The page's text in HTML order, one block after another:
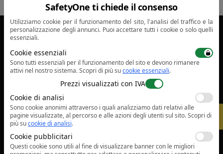
5%
Servizi
Informazioni legali
Confidenzialità
SafetyOne ti chiede il consenso
Utilizziamo cookie per il funzionamento del sito, l'analisi del traffico e la
personalizzazione degli annunci. Puoi accettare tutti i cookie o solo quelli
essenziali.
Cookie essenziali
Sono tutti essenziali per il funzionamento del sito e devono rimanere
attivi nel nostro sistema.Scopri di più sucookie essenziali.
Prezzi visualizzati con IVA
Cookie di analisi
Sono cookie anonimi attraverso i quali analizziamo dati relativi alle
pagine visualizzate, al percorso e alle azioni degli utenti sul sito.Scopri di
più sucookie di analisi.
Cookie pubblicitari
Questi cookie sono utili al fine di visualizzare banner con le migliori